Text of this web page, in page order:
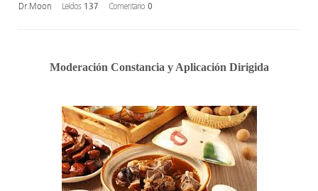
Dr.Moon Leídos 137 Comentario 0
Moderación Constancia y Aplicación Dirigida